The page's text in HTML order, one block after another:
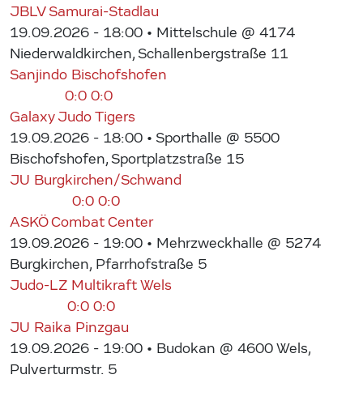
JBLV Samurai-Stadlau
19.09.2026 - 18:00 • Mittelschule @ 4174
Niederwaldkirchen, Schallenbergstraße 11
Sanjindo Bischofshofen
0:0 0:0
Galaxy Judo Tigers
19.09.2026 - 18:00 • Sporthalle @ 5500
Bischofshofen, Sportplatzstraße 15
JU Burgkirchen/Schwand
0:0 0:0
ASKÖ Combat Center
19.09.2026 - 19:00 • Mehrzweckhalle @ 5274
Burgkirchen, Pfarrhofstraße 5
Judo-LZ Multikraft Wels
0:0 0:0
JU Raika Pinzgau
19.09.2026 - 19:00 • Budokan @ 4600 Wels,
Pulverturmstr. 5